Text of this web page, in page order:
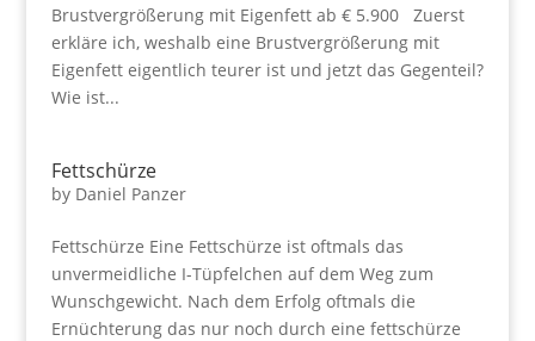
Brustvergrößerung mit Eigenfett ab € 5.900 Zuerst
erkläre ich, weshalb eine Brustvergrößerung mit
Eigenfett eigentlich teurer ist und jetzt das Gegenteil?
Wie ist...
Fettschürze
by Daniel Panzer
Fettschürze Eine Fettschürze ist oftmals das
unvermeidliche I-Tüpfelchen auf dem Weg zum
Wunschgewicht. Nach dem Erfolg oftmals die
Ernüchterung das nur noch durch eine fettschürze